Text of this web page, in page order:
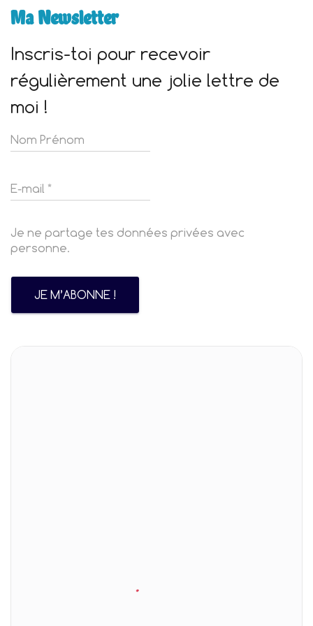
Ma Newsletter
Inscris-toi pour recevoir
régulièrement une jolie lettre de
moi !
Je ne partage tes données privées avec
personne.